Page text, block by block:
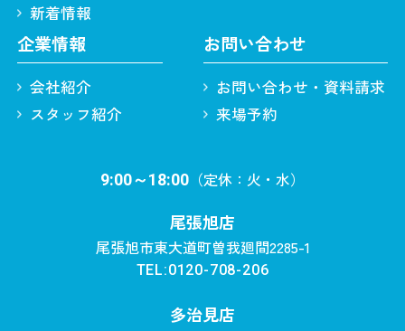
9:00～18:00 （定休：火・水）
尾張旭店
尾張旭市東大道町曽我廻間2285-1
TEL:0120-708-206
多治見店
新着情報
企業情報
会社紹介
スタッフ紹介
お問い合わせ
お問い合わせ・資料請求
来場予約